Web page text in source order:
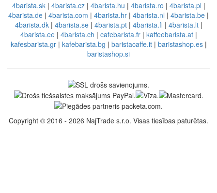
4barista.sk| 4barista.cz| 4barista.hu | 4barista.ro | 4barista.pl |
4barista.de | 4barista.com | 4barista.hr | 4barista.nl | 4barista.be |
4barista.dk| 4barista.se| 4barista.pt| 4barista.fi| 4barista.lt|
4barista.ee| 4barista.ch | cafebarista.fr| kaffeebarista.at|
kafesbarista.gr| kafebarista.bg | baristacaffe.it| baristashop.es|
baristashop.si
Copyright © 2016 - 2026 NajTrade s.r.o. Visas tiesības paturētas.